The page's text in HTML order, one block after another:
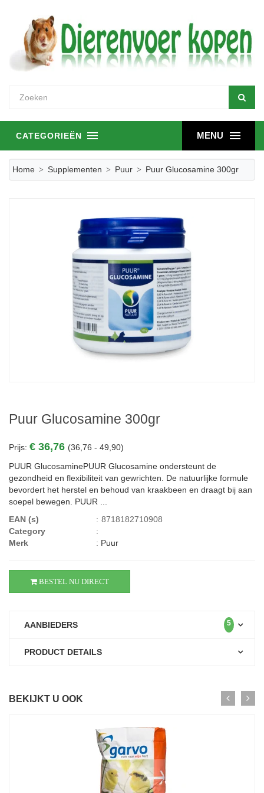
MENU
CATEGORIEËN
Home Supplementen Puur Puur Glucosamine 300gr
Puur Glucosamine 300gr
Prijs: € 36,76 (36,76 - 49,90)
PUUR GlucosaminePUUR Glucosamine ondersteunt de
gezondheid en flexibiliteit van gewrichten. De natuurlijke formule
bevordert het herstel en behoud van kraakbeen en draagt bij aan
soepel bewegen. PUUR ...
EAN (s)
: 8718182710908
Category
:
Merk
: Puur
BESTEL NU DIRECT
AANBIEDERS 5
PRODUCT DETAILS
BEKIJKT U OOK